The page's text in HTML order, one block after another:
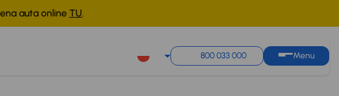
auta online TU.
800 033 000 Menu